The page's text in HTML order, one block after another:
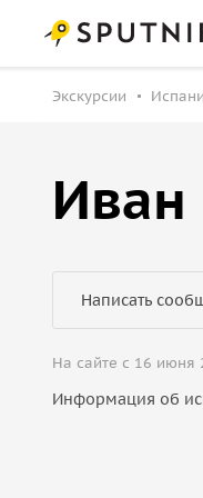
Экскурсии
Иван
Написать
На сайте с 16 июня
Информация об